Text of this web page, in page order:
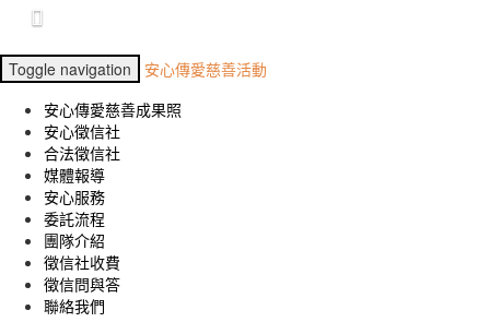
Toggle navigation
安心傳愛慈善活動
安心傳愛慈善成果照
安心徵信社
合法徵信社
媒體報導
安心服務
委託流程
團隊介紹
徵信社收費
徵信問與答
聯絡我們